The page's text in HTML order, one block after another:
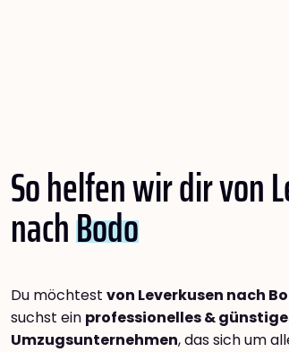
So helfen wir dir von
nachBodo
Du möchtest von Leverkusen nach
suchst ein professionelles &
Umzugsunternehmen, das sich um